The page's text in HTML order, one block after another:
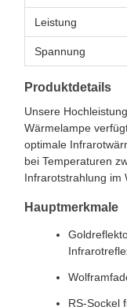
Leistung
Spannung
Produktdetails
Unsere
Wärmelampe
optimale
bei Temperaturen
Infrarotstrahlung im
Hauptmerkmale
RS-Sockel